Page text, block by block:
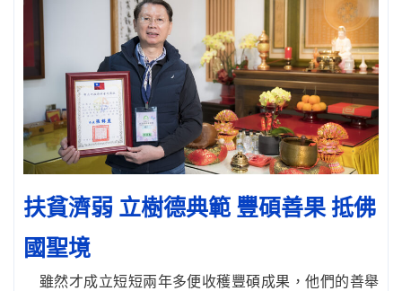
扶貧濟弱 立樹德典範 豐碩善果 抵佛
國聖境
雖然才成立短短兩年多便收穫豐碩成果，他們的善舉